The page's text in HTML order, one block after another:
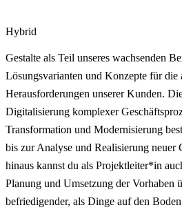
Hybrid
Gestalte als Teil unseres wachsenden
Lösungsvarianten und Konzepte für die
Herausforderungen unserer Kunden.
Digitalisierung komplexer
Transformation und Modernisierung
bis zur Analyse und Realisierung neuer
hinaus kannst du als Projektleiter*in
Planung und Umsetzung der Vorhaben
befriedigender, als Dinge auf den